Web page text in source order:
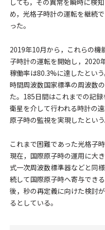
しても，その異常を瞬時に検
め，光格子時計の運転を継続
った。
2019年10月から，これらの機
子時計の運転を開始し，2020
稼働率は80.3%に達したとい
時間周波数国家標準の周波数
た。185日間はこれまでの記
衛星を介して行われる時計の
原子時の監視を実現したという
これまで困難であった光格子
現在，国際原子時の運用に大
式一次周波数標準器などと同
続して国際原子時へ寄与でき
後，秒の再定義に向けた検討
るとしている。